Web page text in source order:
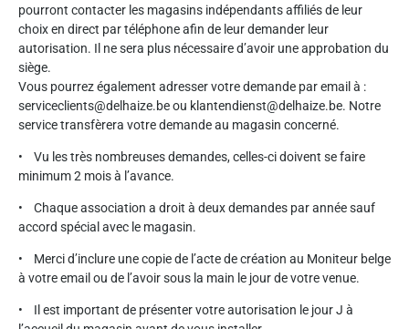
pourront contacter les magasins indépendants affiliés de leur
choix en direct par téléphone afin de leur demander leur
autorisation. Il ne sera plus nécessaire d’avoir une approbation du
siège.
Vous pourrez également adresser votre demande par email à :
serviceclients@delhaize.be ou klantendienst@delhaize.be. Notre
service transfèrera votre demande au magasin concerné.
• Vu les très nombreuses demandes, celles-ci doivent se faire
minimum 2 mois à l’avance.
• Chaque association a droit à deux demandes par année sauf
accord spécial avec le magasin.
• Merci d’inclure une copie de l’acte de création au Moniteur belge
à votre email ou de l’avoir sous la main le jour de votre venue.
• Il est important de présenter votre autorisation le jour J à